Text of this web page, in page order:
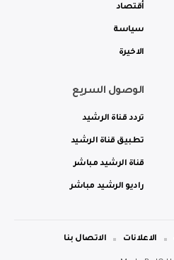
أقتصاد
سياسة
الاخيرة
الوصول السريع
تردد قناة الرشيد
تطبيق قناة الرشيد
قناة الرشيد مباشر
راديو الرشيد مباشر
الاعلانات الاتصال بنا